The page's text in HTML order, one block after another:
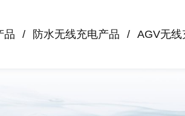
品 防水无线充电产品 AGV无线